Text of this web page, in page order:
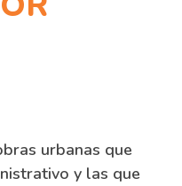
urbanas que
y las que